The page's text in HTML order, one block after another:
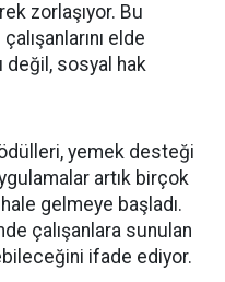
zorlaşıyor. Bu
elde
değil, sosyal hak
yemek desteği
artık birçok
gelmeye başladı.
çalışanlara sunulan
ifade ediyor.